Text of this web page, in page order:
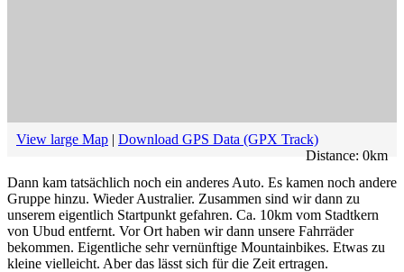
View large Map | Download GPS Data (GPX Track)
Distance: 0km
Dann kam tatsächlich noch ein anderes Auto. Es kamen noch andere
Gruppe hinzu. Wieder Australier. Zusammen sind wir dann zu
unserem eigentlich Startpunkt gefahren. Ca. 10km vom Stadtkern
von Ubud entfernt. Vor Ort haben wir dann unsere Fahrräder
bekommen. Eigentliche sehr vernünftige Mountainbikes. Etwas zu
kleine vielleicht. Aber das lässt sich für die Zeit ertragen.